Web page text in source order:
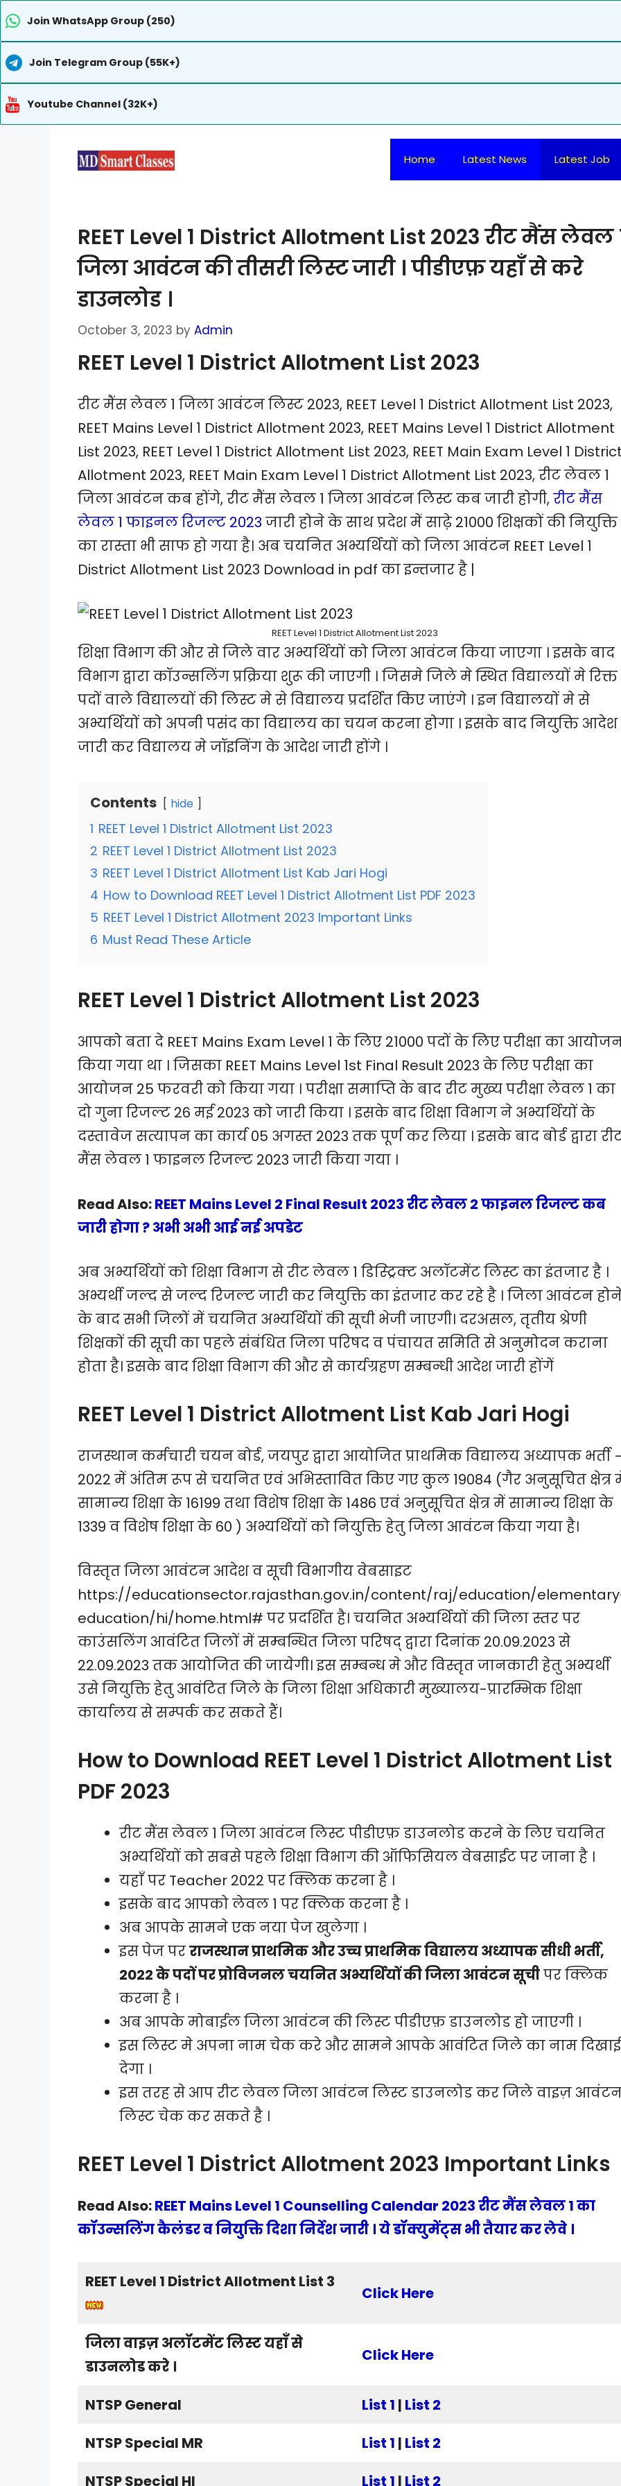
Join WhatsApp Group (250)
Join Telegram Group (55K+)
Youtube Channel (32K+)
Home Latest News Latest Job
REET Level 1 District Allotment List 2023 रीट मैंस लेवल
जिला आवंटन की तीसरी लिस्ट जारी । पीडीएफ़ यहाँ से करे
डाउनलोड ।
October 3, 2023 by Admin
REET Level 1 District Allotment List 2023
रीट मैंस लेवल 1 जिला आवंटन लिस्ट 2023, REET Level 1 District Allotment List 2023,
REET Mains Level 1 District Allotment 2023, REET Mains Level 1 District Allotment
List 2023, REET Level 1 District Allotment List 2023, REET Main Exam Level 1
Allotment 2023, REET Main Exam Level 1 District Allotment List 2023, रीट लेवल 1
जिला आवंटन कब होंगे, रीट मैंस लेवल 1 जिला आवंटन लिस्ट कब जारी होगी,रीट मैंस
लेवल 1 फाइनल रिजल्ट 2023 जारी होने के साथ प्रदेश में साढ़े 21000 शिक्षकों की नियुक्ति
का रास्ता भी साफ हो गया है। अब चयनित अभ्यर्थियों को जिला आवंटन REET Level 1
District Allotment List 2023 Download in pdf का इन्तजार है |
REET Level 1 District Allotment List 2023
शिक्षा विभाग की और से जिले वार अभ्यर्थियों को जिला आवंटन किया जाएगा । इसके बाद
विभाग द्वारा कॉउन्सलिंग प्रक्रिया शुरू की जाएगी । जिसमे जिले मे स्थित विद्यालयों मे रिक्त
पदों वाले विद्यालयों की लिस्ट मे से विद्यालय प्रदर्शित किए जाएंगे । इन विद्यालयों मे से
अभ्यर्थियों को अपनी पसंद का विद्यालय का चयन करना होगा । इसके बाद नियुक्ति आदेश
जारी कर विद्यालय मे जॉइनिंग के आदेश जारी होंगे ।
Contents hide
1 REET Level 1 District Allotment List 2023
2 REET Level 1 District Allotment List 2023
3 REET Level 1 District Allotment List Kab Jari Hogi
4 How to Download REET Level 1 District Allotment List PDF 2023
5 REET Level 1 District Allotment 2023 Important Links
6 Must Read These Article
REET Level 1 District Allotment List 2023
आपको बता दे REET Mains Exam Level 1 के लिए 21000 पदों के लिए परीक्षा का
किया गया था । जिसका REET Mains Level 1st Final Result 2023 के लिए परीक्षा का
आयोजन 25 फरवरी को किया गया । परीक्षा समाप्ति के बाद रीट मुख्य परीक्षा लेवल 1 का
दो गुना रिजल्ट 26 मई 2023 को जारी किया । इसके बाद शिक्षा विभाग ने अभ्यर्थियों के
दस्तावेज सत्यापन का कार्य 05 अगस्त 2023 तक पूर्ण कर लिया । इसके बाद बोर्ड द्वारा
मैंस लेवल 1 फाइनल रिजल्ट 2023 जारी किया गया ।
Read Also:REET Mains Level 2 Final Result 2023 रीट लेवल 2 फाइनल रिजल्ट कब
जारी होगा ? अभी अभी आई नई अपडेट
अब अभ्यर्थियों को शिक्षा विभाग से रीट लेवल 1 डिस्ट्रिक्ट अलॉटमेंट लिस्ट का इंतजार है ।
अभ्यर्थी जल्द से जल्द रिजल्ट जारी कर नियुक्ति का इंतजार कर रहे है । जिला आवंटन
के बाद सभी जिलों में चयनित अभ्यर्थियों की सूची भेजी जाएगी। दरअसल, तृतीय श्रेणी
शिक्षकों की सूची का पहले संबंधित जिला परिषद व पंचायत समिति से अनुमोदन कराना
होता है। इसके बाद शिक्षा विभाग की और से कार्यग्रहण सम्बन्धी आदेश जारी होंगें
REET Level 1 District Allotment List Kab Jari Hogi
राजस्थान कर्मचारी चयन बोर्ड, जयपुर द्वारा आयोजित प्राथमिक विद्यालय अध्यापक भर्ती
2022 में अंतिम रूप से चयनित एवं अभिस्तावित किए गए कुल 19084 (गैर अनुसूचित क्षेत्र
सामान्य शिक्षा के 16199 तथा विशेष शिक्षा के 1486 एवं अनुसूचित क्षेत्र में सामान्य शिक्षा के
1339 व विशेष शिक्षा के 60 ) अभ्यर्थियों को नियुक्ति हेतु जिला आवंटन किया गया है।
विस्तृत जिला आवंटन आदेश व सूची विभागीय वेबसाइट
https://educationsector.rajasthan.gov.in/content/raj/education/
education/hi/home.html# पर प्रदर्शित है। चयनित अभ्यर्थियों की जिला स्तर पर
काउंसलिंग आवंटित जिलों में सम्बन्धित जिला परिषद् द्वारा दिनांक 20.09.2023 से
22.09.2023 तक आयोजित की जायेगी। इस सम्बन्ध मे और विस्तृत जानकारी हेतु अभ्यर्थी
उसे नियुक्ति हेतु आवंटित जिले के जिला शिक्षा अधिकारी मुख्यालय-प्रारम्भिक शिक्षा
कार्यालय से सम्पर्क कर सकते हैं।
How to Download REET Level 1 District Allotment List
PDF 2023
रीट मैंस लेवल 1 जिला आवंटन लिस्ट पीडीएफ़ डाउनलोड करने के लिए चयनित
अभ्यर्थियों को सबसे पहले शिक्षा विभाग की ऑफिसियल वेबसाईट पर जाना है ।
यहाँ पर Teacher 2022 पर क्लिक करना है ।
इसके बाद आपको लेवल 1 पर क्लिक करना है ।
अब आपके सामने एक नया पेज खुलेगा ।
इस पेज परराजस्थान प्राथमिक और उच्च प्राथमिक विद्यालय अध्यापक सीधी भर्ती,
2022 के पदों पर प्रोविजनल चयनित अभ्यर्थियों की जिला आवंटन सूचीपर क्लिक
करना है ।
अब आपके मोबाईल जिला आवंटन की लिस्ट पीडीएफ़ डाउनलोड हो जाएगी ।
इस लिस्ट मे अपना नाम चेक करे और सामने आपके आवंटित जिले का नाम दिखाई
देगा ।
इस तरह से आप रीट लेवल जिला आवंटन लिस्ट डाउनलोड कर जिले वाइज़
लिस्ट चेक कर सकते है ।
REET Level 1 District Allotment 2023 Important Links
Read Also:REET Mains Level 1 Counselling Calendar 2023 रीट मैंस लेवल 1 का
कॉउन्सलिंग कैलंडर व नियुक्ति दिशा निर्देश जारी । ये डॉक्युमेंट्स भी तैयार कर लेवे ।
REET Level 1 District Allotment List 3
Click Here
जिला वाइज़ अलॉटमेंट लिस्ट यहाँ से
डाउनलोड करे ।
Click Here
NTSP General List 1 | List 2
NTSP Special MR
List 1 | List 2
NTSP Special HI
List 1 | List 2